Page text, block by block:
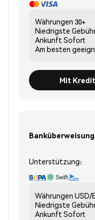
Währungen 30+
Niedrigste
Ankunft Sofort
Am besten
Mit
Banküberweisung
Unterstützung:
Währungen USD/
Niedrigste
Ankunft Sofort